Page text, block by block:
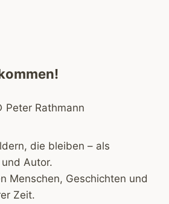
die bleiben – als
Autor.
Menschen, Geschichten und
Zeit.